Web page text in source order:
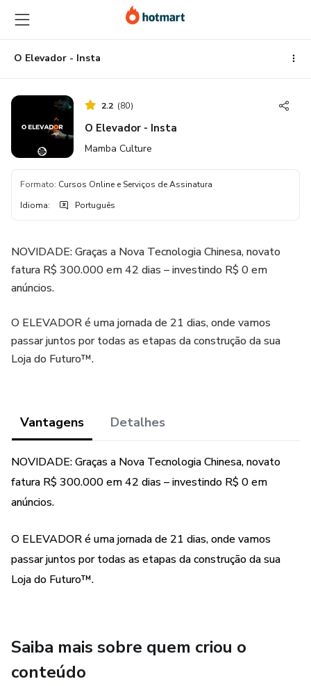
para
o
conteúdo
principal
para
o
pagamento
para
o
rodapé
O Elevador - Insta
2.2 (80)
O Elevador - Insta
Mamba Culture
Formato: Cursos Online e Serviços de Assinatura
Idioma: Português
NOVIDADE: Graças a Nova Tecnologia Chinesa, novato
fatura R$ 300.000 em 42 dias – investindo R$ 0 em
anúncios.
O ELEVADOR é uma jornada de 21 dias, onde vamos
passar juntos por todas as etapas da construção da sua
Loja do Futuro™.
Vantagens Detalhes
NOVIDADE: Graças a Nova Tecnologia Chinesa, novato
fatura R$ 300.000 em 42 dias – investindo R$ 0 em
anúncios.
O ELEVADOR é uma jornada de 21 dias, onde vamos
passar juntos por todas as etapas da construção da sua
Loja do Futuro™.
Saiba mais sobre quem criou o
conteúdo